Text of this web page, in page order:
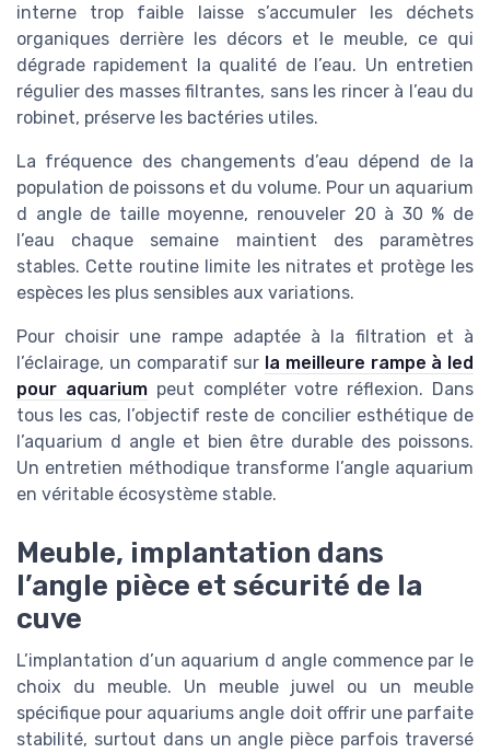
interne trop faible laisse s’accumuler les déchets
organiques derrière les décors et le meuble, ce qui
dégrade rapidement la qualité de l’eau. Un entretien
régulier des masses filtrantes, sans les rincer à l’eau du
robinet, préserve les bactéries utiles.
La fréquence des changements d’eau dépend de la
population de poissons et du volume. Pour un aquarium
d angle de taille moyenne, renouveler 20 à 30 % de
l’eau chaque semaine maintient des paramètres
stables. Cette routine limite les nitrates et protège les
espèces les plus sensibles aux variations.
Pour choisir une rampe adaptée à la filtration et à
l’éclairage, un comparatif sur la meilleure rampe à led
pour aquariumpeut compléter votre réflexion. Dans
tous les cas, l’objectif reste de concilier esthétique de
l’aquarium d angle et bien être durable des poissons.
Un entretien méthodique transforme l’angle aquarium
en véritable écosystème stable.
Meuble, implantation dans
l’angle pièce et sécurité de la
cuve
L’implantation d’un aquarium d angle commence par le
choix du meuble. Un meuble juwel ou un meuble
spécifique pour aquariums angle doit offrir une parfaite
stabilité, surtout dans un angle pièce parfois traversé